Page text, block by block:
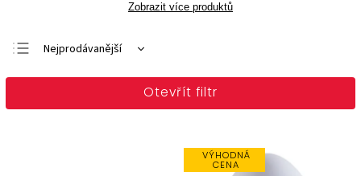
Zobrazit více produktů
Doporučujeme
Nejprodávanější
Otevřít filtr
VÝHODNÁ
CENA